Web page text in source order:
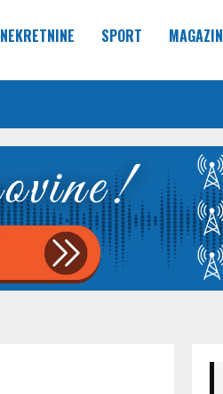
NEKRETNINE SPORT MAGAZIN